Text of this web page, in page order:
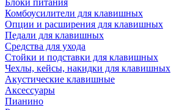
Блоки питания
Комбоусилители для клавишных
Опции и расширения для клавишных
Педали для клавишных
Средства для ухода
Стойки и подставки для клавишных
Чехлы, кейсы, накидки для клавишных
Акустические клавишные
Аксессуары
Пианино